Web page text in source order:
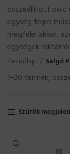
összeállított polc
egység teljes
megfelel akkor,
egységek
Kezdőlap Salgó
1–30 termék,
Szűrők